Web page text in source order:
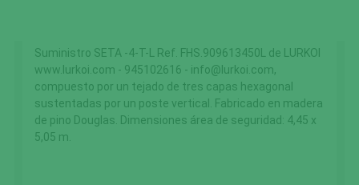
Suministro SETA -4-T-L Ref. FHS.909613450L de LURKOI
www.lurkoi.com - 945102616 - info@lurkoi.com,
compuesto por un tejado de tres capas hexagonal
sustentadas por un poste vertical. Fabricado en madera
de pino Douglas. Dimensiones área de seguridad: 4,45 x
5,05 m.